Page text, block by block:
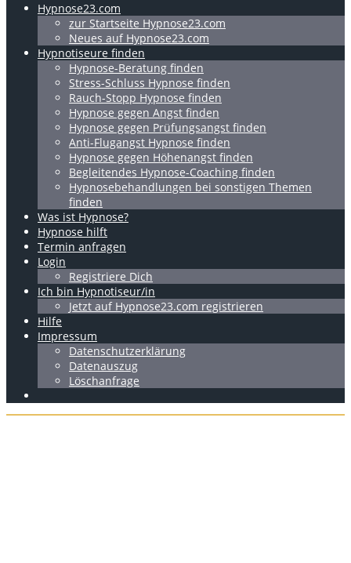
Hypnose23.com
zur Startseite Hypnose23.com
Neues auf Hypnose23.com
Hypnotiseure finden
Hypnose-Beratung finden
Stress-Schluss Hypnose finden
Rauch-Stopp Hypnose finden
Hypnose gegen Angst finden
Hypnose gegen Prüfungsangst finden
Anti-Flugangst Hypnose finden
Hypnose gegen Höhenangst finden
Begleitendes Hypnose-Coaching finden
Hypnosebehandlungen bei sonstigen Themen
finden
Was ist Hypnose?
Hypnose hilft
Termin anfragen
Login
Registriere Dich
Ich bin Hypnotiseur/in
Jetzt auf Hypnose23.com registrieren
Hilfe
Impressum
Datenschutzerklärung
Datenauszug
Löschanfrage